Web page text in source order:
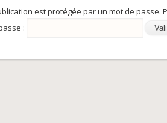
est protégée par un mot de passe.
: